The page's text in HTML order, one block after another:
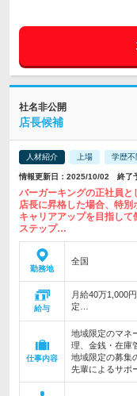
社名非公開
店長候補
人材紹介 上場 学歴不
情報更新日：2025/10/02 終了
バーガーキングの正社員
店長に昇格した場合、特別
キャリアアップを目指し
ステップ…
勤務地
全国
給与
月給40万1,000
定…
仕事内容
地域限定のマネ
理、金銭・在庫
地域限定の募集
先輩によるサポ